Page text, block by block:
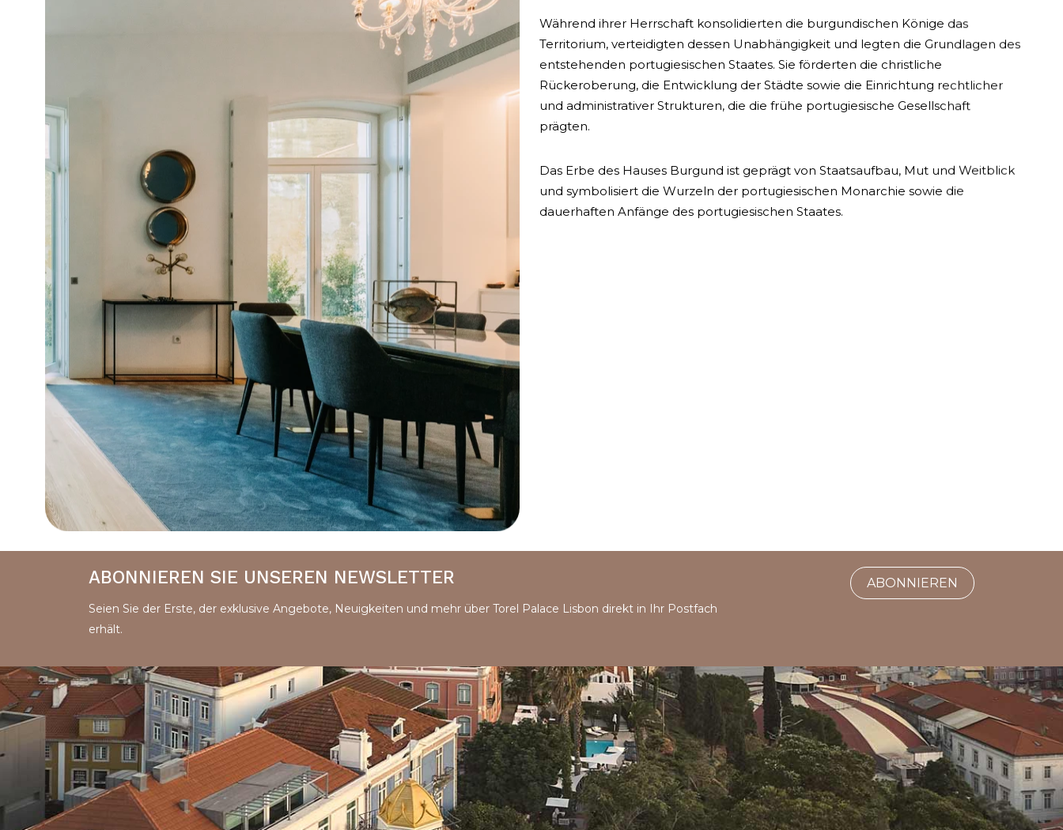
Während ihrer Herrschaft konsolidierten die burgundischen Könige das
Territorium, verteidigten dessen Unabhängigkeit und legten die Grundlagen des
entstehenden portugiesischen Staates. Sie förderten die christliche
Rückeroberung, die Entwicklung der Städte sowie die Einrichtung rechtlicher
und administrativer Strukturen, die die frühe portugiesische Gesellschaft
prägten.
Das Erbe des Hauses Burgund ist geprägt von Staatsaufbau, Mut und Weitblick
und symbolisiert die Wurzeln der portugiesischen Monarchie sowie die
dauerhaften Anfänge des portugiesischen Staates.
ABONNIEREN SIE UNSEREN NEWSLETTER
Seien Sie der Erste, der exklusive Angebote, Neuigkeiten und mehr über Torel Palace Lisbon direkt in Ihr Postfach
erhält.
ABONNIEREN